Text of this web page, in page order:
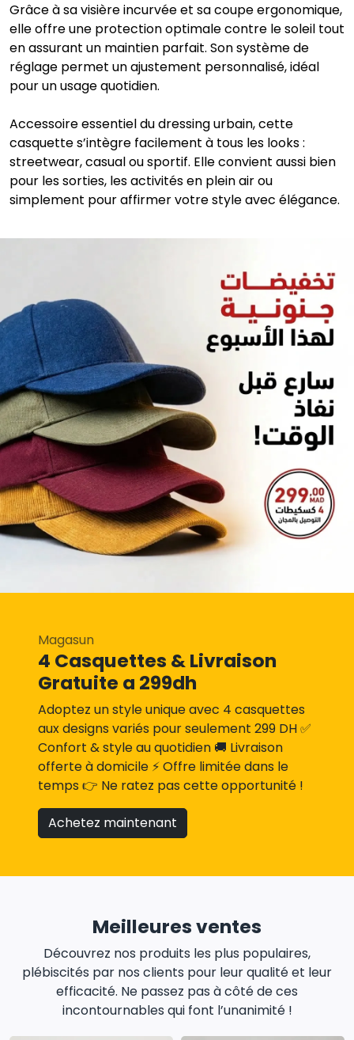
Grâce à sa visière incurvée et sa coupe ergonomique,
elle offre une protection optimale contre le soleil tout
en assurant un maintien parfait. Son système de
réglage permet un ajustement personnalisé, idéal
pour un usage quotidien.
Accessoire essentiel du dressing urbain, cette
casquette s’intègre facilement à tous les looks :
streetwear, casual ou sportif. Elle convient aussi bien
pour les sorties, les activités en plein air ou
simplement pour affirmer votre style avec élégance.
Magasun
4 Casquettes & Livraison
Gratuite a 299dh
Adoptez un style unique avec 4 casquettes
aux designs variés pour seulement 299 DH ✅
Confort & style au quotidien 🚚 Livraison
offerte à domicile ⚡ Offre limitée dans le
temps 👉 Ne ratez pas cette opportunité !
Achetez maintenant
Meilleures ventes
Découvrez nos produits les plus populaires,
plébiscités par nos clients pour leur qualité et leur
efficacité. Ne passez pas à côté de ces
incontournables qui font l’unanimité !